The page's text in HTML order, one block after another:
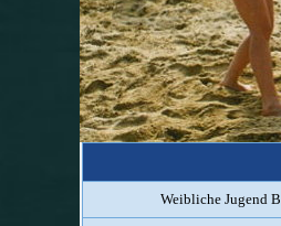
Weibliche Jugend B